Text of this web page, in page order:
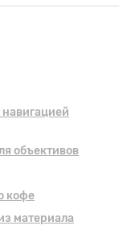
объективов
кофе
материала